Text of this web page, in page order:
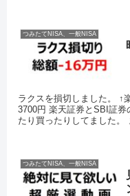
つみたてNISA、一般NISA
ラクスを損切しました。 ↑
3700円 楽天証券とSBI証券
たり買ったりしてました。
つみたてNISA、一般NISA